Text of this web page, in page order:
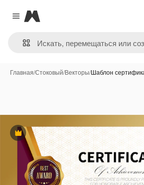
Close menu
Magnific
Главная/Стоковый/Векторы/Шаблон
Премиум